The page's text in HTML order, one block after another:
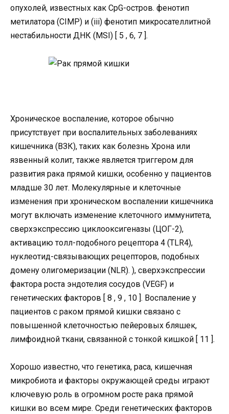
опухолей, известных как CpG-остров. фенотип
метилатора (CIMP) и (iii) фенотип микросателлитной
нестабильности ДНК (MSI) [ 5 , 6, 7 ].
Хроническое воспаление, которое обычно
присутствует при воспалительных заболеваниях
кишечника (ВЗК), таких как болезнь Хрона или
язвенный колит, также является триггером для
развития рака прямой кишки, особенно у пациентов
младше 30 лет. Молекулярные и клеточные
изменения при хроническом воспалении кишечника
могут включать изменение клеточного иммунитета,
сверхэкспрессию циклооксигеназы (ЦОГ-2),
активацию толл-подобного рецептора 4 (TLR4),
нуклеотид-связывающих рецепторов, подобных
домену олигомеризации (NLR). ), сверхэкспрессии
фактора роста эндотелия сосудов (VEGF) и
генетических факторов [ 8 , 9 , 10 ]. Воспаление у
пациентов с раком прямой кишки связано с
повышенной клеточностью пейеровых бляшек,
лимфоидной ткани, связанной с тонкой кишкой [ 11 ].
Хорошо известно, что генетика, раса, кишечная
микробиота и факторы окружающей среды играют
ключевую роль в огромном росте рака прямой
кишки во всем мире. Среди генетических факторов